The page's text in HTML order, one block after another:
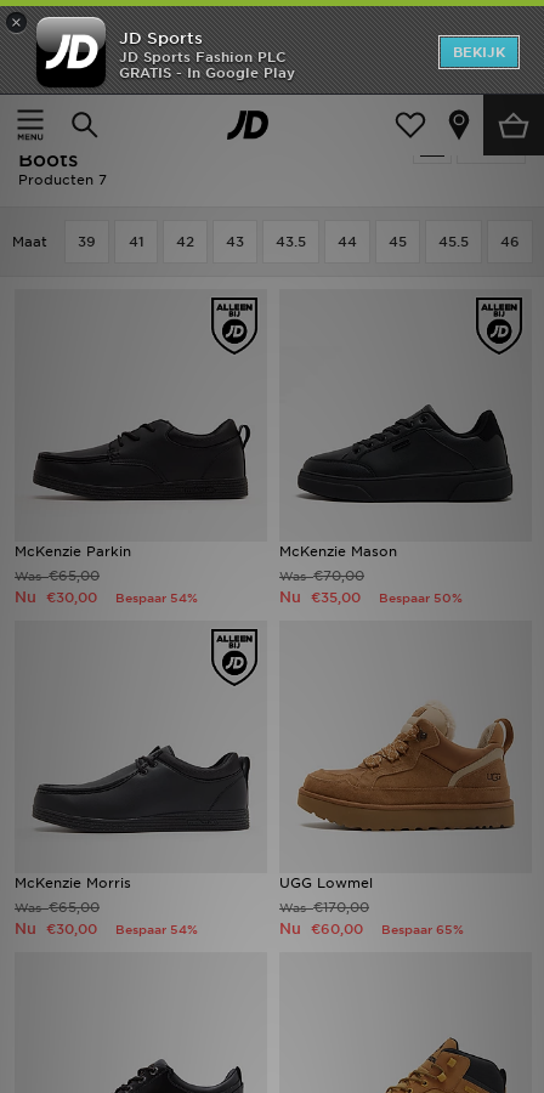
×
JD Sports
JD Sports Fashion PLC
GRATIS - In Google Play
BEKIJK
Thuis
Mannen Herenschoenen Wandelschoenen & Boots
Sale | Mannen - Wandelschoenen &
Boots
Producten 7
Maat 39 41 42 43 43.5 44 45 45.5 46
McKenzie Parkin
Was€65,00
Nu €30,00 Bespaar 54%
McKenzie Mason
Was€70,00
Nu €35,00 Bespaar 50%
McKenzie Morris
Was€65,00
Nu €30,00 Bespaar 54%
UGG Lowmel
Was€170,00
Nu €60,00 Bespaar 65%
New In
Heren
Dames
OFFERS
Download de app
Winkel Zoeken
Klantenservice
Vacatures